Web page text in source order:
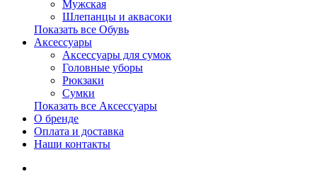
Мужская
Шлепанцы и аквасоки
Показать все Обувь
Аксессуары
Аксессуары для сумок
Головные уборы
Рюкзаки
Сумки
Показать все Аксессуары
О бренде
Оплата и доставка
Наши контакты